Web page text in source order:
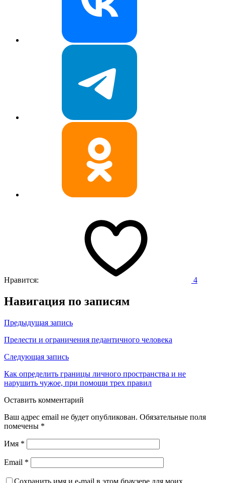
Нравится: 4
Навигация по записям
Предыдущая запись
Прелести и ограничения педантичного человека
Следующая запись
Как определить границы личного пространства и не
нарушить чужое, при помощи трех правил
Оставить комментарий
Ваш адрес email не будет опубликован. Обязательные поля
помечены *
Имя *
Email *
Сохранить имя и e-mail в этом браузере для моих